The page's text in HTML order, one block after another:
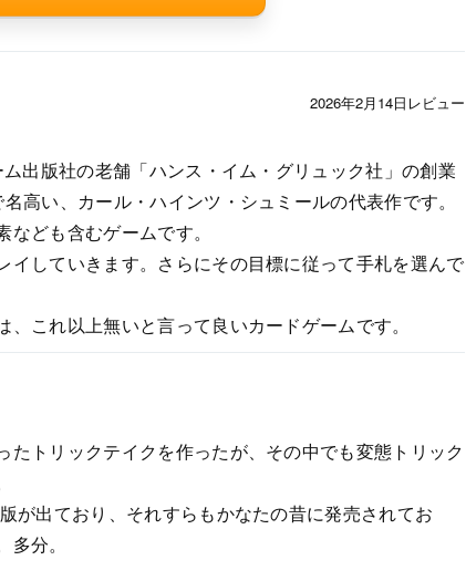
2026年2月14日レビュー
出版社の老舗「ハンス・イム・グリュック社」の創業
高い、カール・ハインツ・シュミールの代表作です。
ども含むゲームです。
していきます。さらにその目標に従って手札を選んで
これ以上無いと言って良いカードゲームです。
トリックテイクを作ったが、その中でも変態トリック
が出ており、それすらもかなたの昔に発売されてお
分。